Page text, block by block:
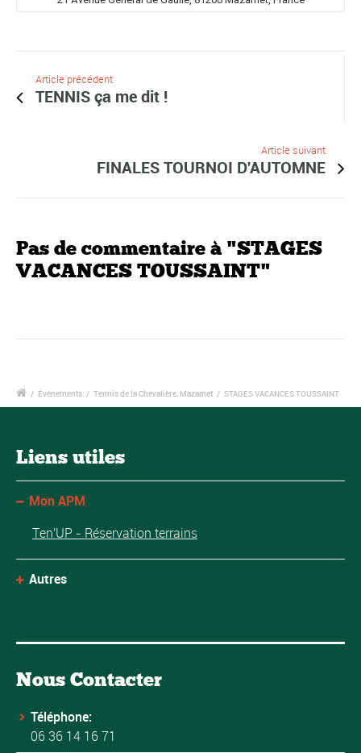
Article précédent
TENNIS ça me dit !
Article suivant
FINALES TOURNOI D'AUTOMNE
Pas de commentaire à "STAGES
VACANCES TOUSSAINT"
/ Événements / Tennis de la Chevalière, Mazamet / STAGES VACANCES TOUSSAINT
Liens utiles
Mon APM
Ten'UP - Réservation terrains
Autres
Nous Contacter
Téléphone:
06 36 14 16 71